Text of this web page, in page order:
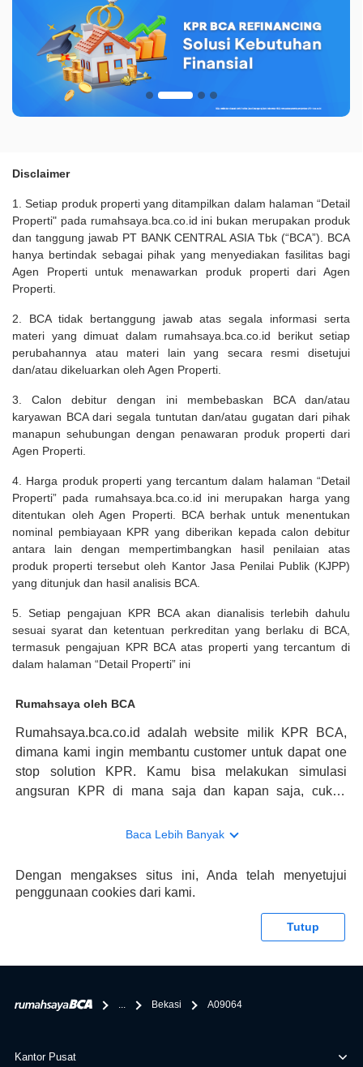
Disclaimer
1. Setiap produk properti yang ditampilkan dalam halaman “Detail
Properti" pada rumahsaya.bca.co.id ini bukan merupakan produk
dan tanggung jawab PT BANK CENTRAL ASIA Tbk (“BCA”). BCA
hanya bertindak sebagai pihak yang menyediakan fasilitas bagi
Agen Properti untuk menawarkan produk properti dari Agen
Properti.
2. BCA tidak bertanggung jawab atas segala informasi serta
materi yang dimuat dalam rumahsaya.bca.co.id berikut setiap
perubahannya atau materi lain yang secara resmi disetujui
dan/atau dikeluarkan oleh Agen Properti.
3. Calon debitur dengan ini membebaskan BCA dan/atau
karyawan BCA dari segala tuntutan dan/atau gugatan dari pihak
manapun sehubungan dengan penawaran produk properti dari
Agen Properti.
4. Harga produk properti yang tercantum dalam halaman “Detail
Properti” pada rumahsaya.bca.co.id ini merupakan harga yang
ditentukan oleh Agen Properti. BCA berhak untuk menentukan
nominal pembiayaan KPR yang diberikan kepada calon debitur
antara lain dengan mempertimbangkan hasil penilaian atas
produk properti tersebut oleh Kantor Jasa Penilai Publik (KJPP)
yang ditunjuk dan hasil analisis BCA.
5. Setiap pengajuan KPR BCA akan dianalisis terlebih dahulu
sesuai syarat dan ketentuan perkreditan yang berlaku di BCA,
termasuk pengajuan KPR BCA atas properti yang tercantum di
dalam halaman “Detail Properti” ini
Rumahsaya oleh BCA
Rumahsaya.bca.co.id adalah website milik KPR BCA,
dimana kami ingin membantu customer untuk dapat one
stop solution KPR. Kamu bisa melakukan simulasi
angsuran KPR di mana saja dan kapan saja, cukup
konsultasi mengenai KPR, maka ada layanan live chat
memberikan keuntungan yang berlipat, persyaratan
pengajuan KPR BCA juga sangat mudah, kamu bisa cek
tentang properti disini BCA hanya sebagai pihak
bertanggung jawab terhadap informasi yang rekanan
Baca Lebih Banyak
Dengan mengakses situs ini, Anda telah menyetujui
penggunaan cookies dari kami.
Tutup
... Bekasi A09064
Kantor Pusat